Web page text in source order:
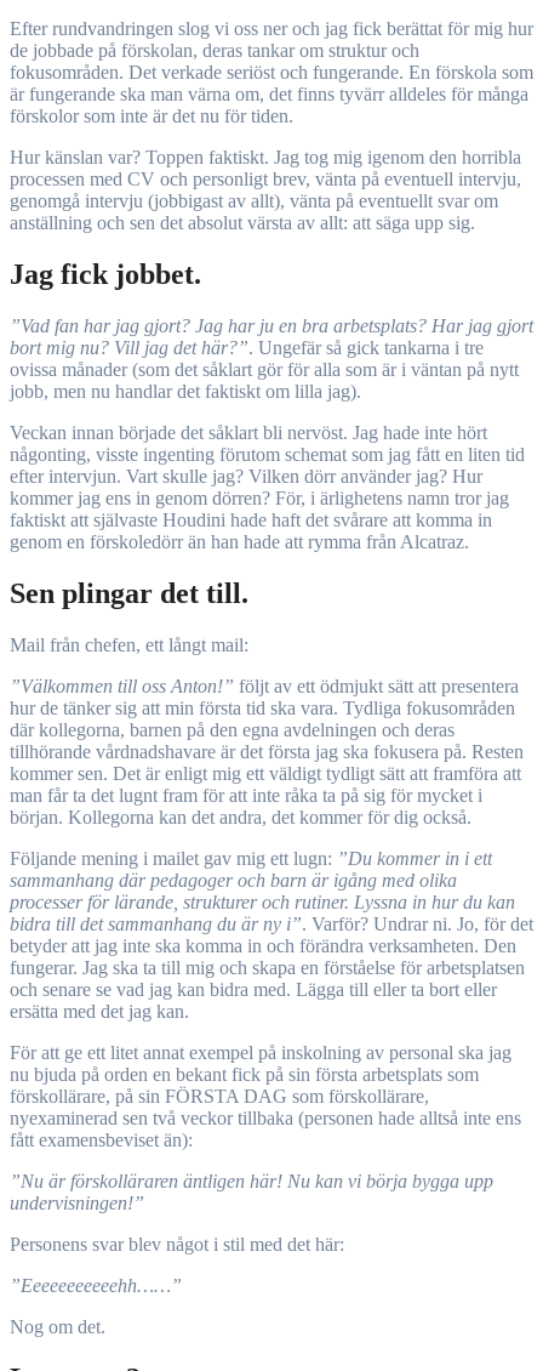
Efter rundvandringen slog vi oss ner och jag fick berättat för mig hur
de jobbade på förskolan, deras tankar om struktur och
fokusområden. Det verkade seriöst och fungerande. En förskola som
är fungerande ska man värna om, det finns tyvärr alldeles för många
förskolor som inte är det nu för tiden.
Hur känslan var? Toppen faktiskt. Jag tog mig igenom den horribla
processen med CV och personligt brev, vänta på eventuell intervju,
genomgå intervju (jobbigast av allt), vänta på eventuellt svar om
anställning och sen det absolut värsta av allt: att säga upp sig.
Jag fick jobbet.
”Vad fan har jag gjort? Jag har ju en bra arbetsplats? Har jag gjort
bort mig nu? Vill jag det här?”. Ungefär så gick tankarna i tre
ovissa månader (som det såklart gör för alla som är i väntan på nytt
jobb, men nu handlar det faktiskt om lilla jag).
Veckan innan började det såklart bli nervöst. Jag hade inte hört
någonting, visste ingenting förutom schemat som jag fått en liten tid
efter intervjun. Vart skulle jag? Vilken dörr använder jag? Hur
kommer jag ens in genom dörren? För, i ärlighetens namn tror jag
faktiskt att självaste Houdini hade haft det svårare att komma in
genom en förskoledörr än han hade att rymma från Alcatraz.
Sen plingar det till.
Mail från chefen, ett långt mail:
”Välkommen till oss Anton!” följt av ett ödmjukt sätt att presentera
hur de tänker sig att min första tid ska vara. Tydliga fokusområden
där kollegorna, barnen på den egna avdelningen och deras
tillhörande vårdnadshavare är det första jag ska fokusera på. Resten
kommer sen. Det är enligt mig ett väldigt tydligt sätt att framföra att
man får ta det lugnt fram för att inte råka ta på sig för mycket i
början. Kollegorna kan det andra, det kommer för dig också.
Följande mening i mailet gav mig ett lugn: ”Du kommer in i ett
sammanhang där pedagoger och barn är igång med olika
processer för lärande, strukturer och rutiner. Lyssna in hur du kan
bidra till det sammanhang du är ny i”. Varför? Undrar ni. Jo, för det
betyder att jag inte ska komma in och förändra verksamheten. Den
fungerar. Jag ska ta till mig och skapa en förståelse för arbetsplatsen
och senare se vad jag kan bidra med. Lägga till eller ta bort eller
ersätta med det jag kan.
För att ge ett litet annat exempel på inskolning av personal ska jag
nu bjuda på orden en bekant fick på sin första arbetsplats som
förskollärare, på sin FÖRSTA DAG som förskollärare,
nyexaminerad sen två veckor tillbaka (personen hade alltså inte ens
fått examensbeviset än):
”Nu är förskolläraren äntligen här! Nu kan vi börja bygga upp
undervisningen!”
Personens svar blev något i stil med det här:
”Eeeeeeeeeeehh……”
Nog om det.